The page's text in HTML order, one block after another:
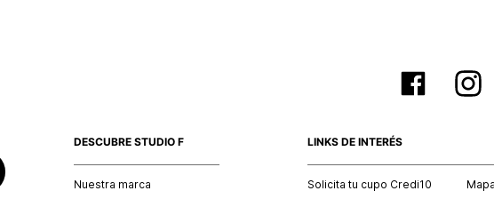
DESCUBRE STUDIO F
Nuestra marca
LINKS DE INTERÉS
Solicita tu cupo Credi10